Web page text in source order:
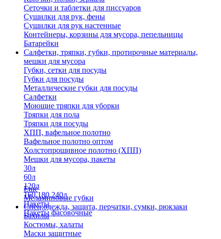
Сеточки и таблетки для писсуаров
Сушилки для рук, фены
Сушилки для рук настенные
Контейнеры, корзины для мусора, пепельницы
Батарейки
Салфетки, тряпки, губки, протирочные материалы,
мешки для мусора
Губки, сетки для посуды
Губки для посуды
Металлические губки для посуды
Салфетки
Моющие тряпки для уборки
Тряпки для пола
Тряпки для посуды
ХПП, вафельное полотно
Вафельное полотно оптом
Холстопрошивное полотно (ХПП)
Мешки для мусора, пакеты
30л
60л
120л
160,180,240л
Пакеты
Пакеты фасовочные
Еще
Меламиновые губки
Спец.одежда, защита, перчатки, сумки, рюкзаки
Бахилы
Костюмы, халаты
Маски защитные